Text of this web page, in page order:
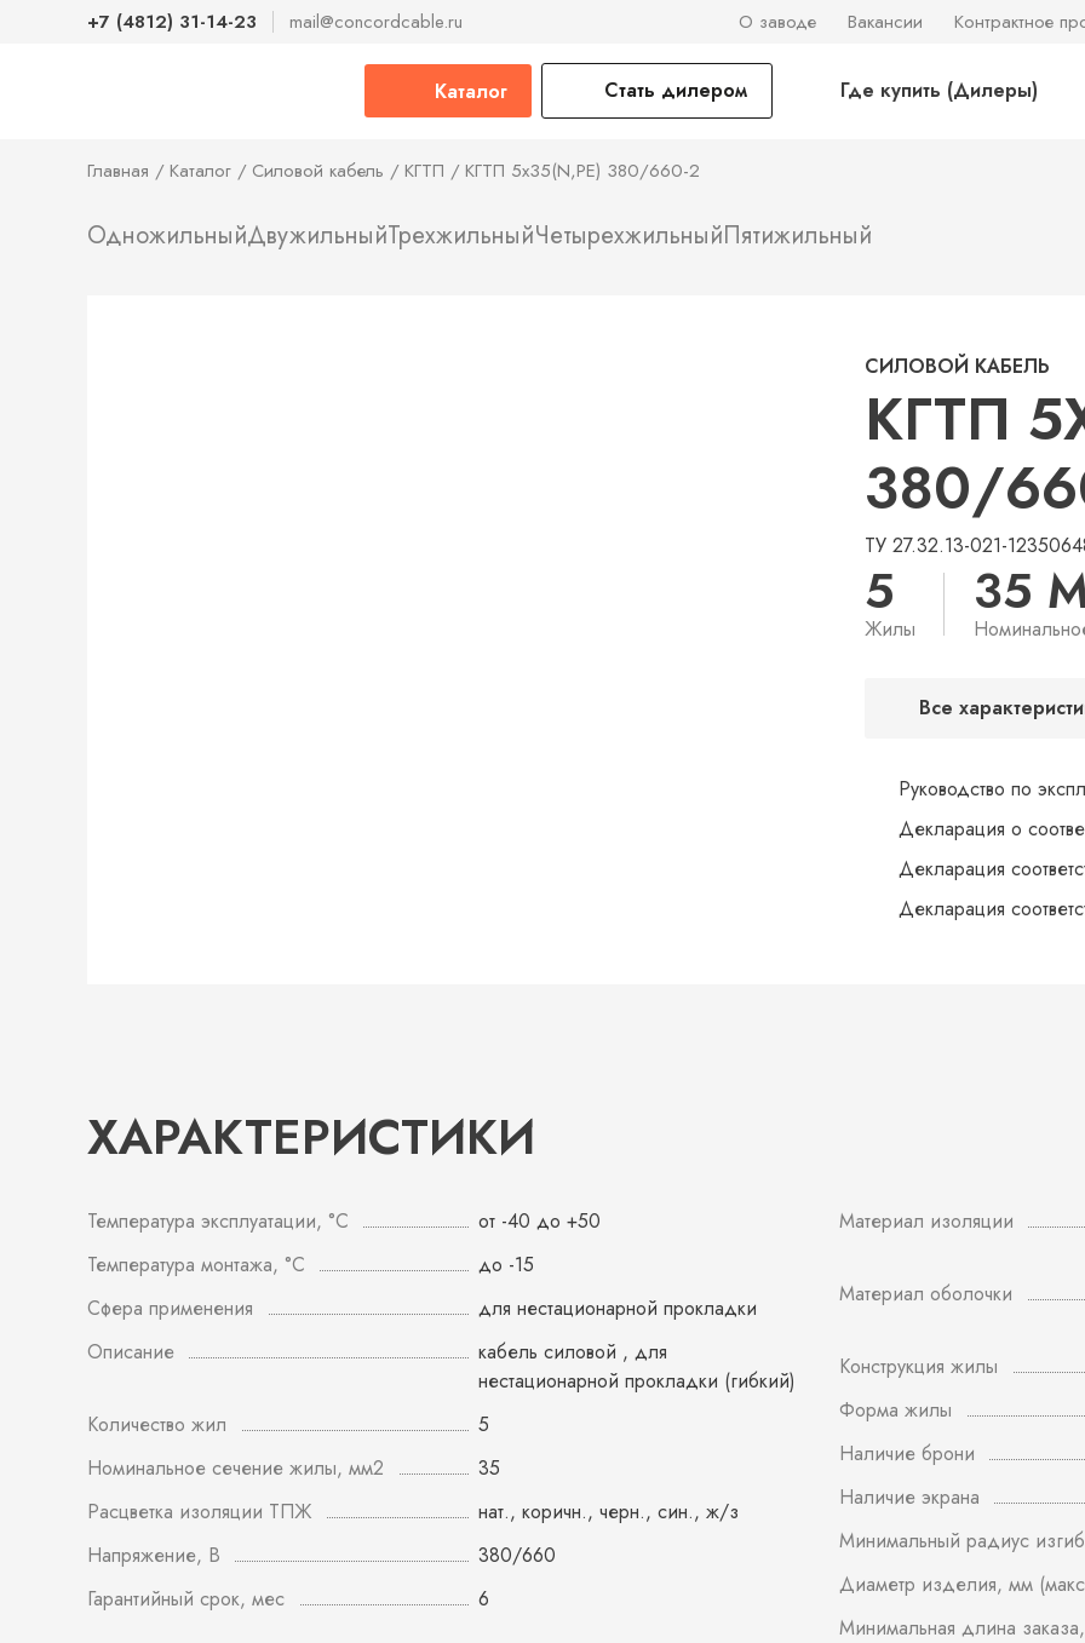
+7 (4812) 31-14-23 mail@concordcable.ru О заводе Вакансии Контрактное
Каталог Стать дилером Где купить (Дилеры)
Главная Каталог Силовой кабель КГТП КГТП 5х35(N,PE) 380/660-2
ОдножильныйДвужильныйТрехжильныйЧетырехжильныйПятижильный
СИЛОВОЙ КАБЕЛЬ
КГТП
380/
ТУ 27.32.13-021-
5
Жилы
35
Все
Руководство по
Декларация о
Декларация
Декларация
ХАРАКТЕРИСТИКИ
Температура эксплуатации, °С
от -40 до +50
Температура монтажа, °С
до -15
Сфера применения
для нестационарной прокладки
Описание
кабель силовой , для
нестационарной прокладки (гибкий)
Количество жил
5
Номинальное сечение жилы, мм2
35
Расцветка изоляции ТПЖ
нат., коричн., черн., син., ж/з
Напряжение, В
380/660
Гарантийный срок, мес
6
Материал изоляции
Материал оболочки
Конструкция жилы
Форма жилы
Наличие брони
Наличие экрана
Минимальный радиус
Диаметр изделия, мм
Минимальная длина